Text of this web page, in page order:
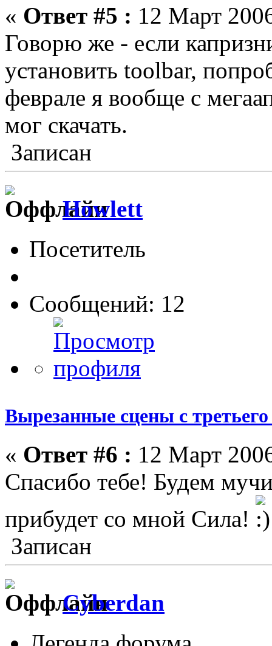
« Ответ #5 : 12 Март
Говорю же - если
установить toolbar,
феврале я вообще с
мог скачать.
Записан
Howlett
Посетитель
Сообщений: 12
Вырезанные сцены с третьего
« Ответ #6 : 12 Март
Спасибо тебе! Будем
прибудет со мной Сила!
Записан
Cyberdan